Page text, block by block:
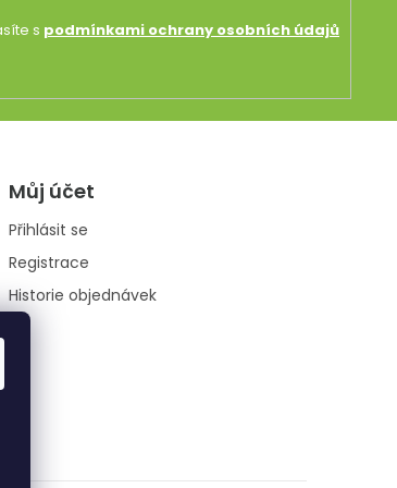
s podmínkami ochrany osobních údajů
Můj účet
Přihlásit se
Registrace
Historie objednávek